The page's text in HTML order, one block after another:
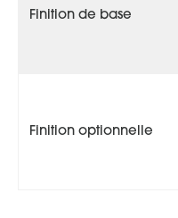
Finition de base
Finition optionnelle